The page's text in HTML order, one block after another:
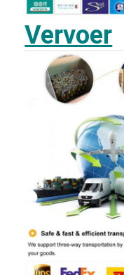
Vervoer